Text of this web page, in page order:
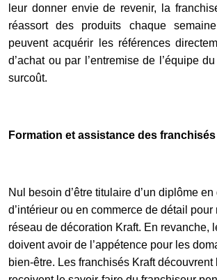
leur donner envie de revenir, la
réassort des produits chaque
peuvent acquérir les références
d’achat ou par l’entremise de l’équipe
surcoût.
Formation et assistance des
Nul besoin d’être titulaire d’un diplôme
d’intérieur ou en commerce de détail
réseau de décoration Kraft. En revanche,
doivent avoir de l’appétence pour les
bien-être. Les franchisés Kraft découvrent